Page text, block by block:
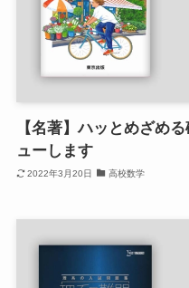
【名著】ハッとめざめ
ューします
2022年3月20日 高校数学